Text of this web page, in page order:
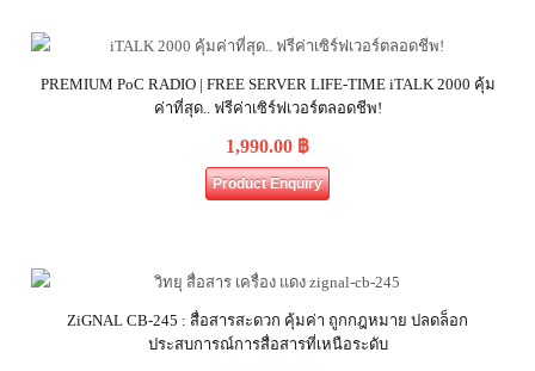
PREMIUM PoC RADIO | FREE SERVER LIFE-TIME iTALK 2000 คุ้ม
ค่าที่สุด.. ฟรีค่าเซิร์ฟเวอร์ตลอดชีพ!
1,990.00 ฿
Product Enquiry
ZiGNAL CB-245 : สื่อสารสะดวก คุ้มค่า ถูกกฎหมาย ปลดล็อก
ประสบการณ์การสื่อสารที่เหนือระดับ